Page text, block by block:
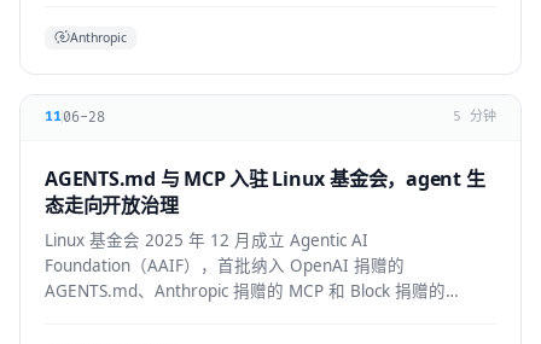
Anthropic
1106-28 5 分钟
AGENTS.md 与 MCP 入驻 Linux 基金会，agent 生
态走向开放治理
Linux 基金会 2025 年 12 月成立 Agentic AI
Foundation（AAIF），首批纳入 OpenAI 捐赠的
AGENTS.md、Anthropic 捐赠的 MCP 和 Block 捐赠的